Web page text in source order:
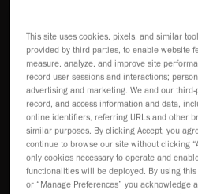
최적화된 계측 등
급 3D 스캐너
HandySCAN 3D |
PRO 시리즈
신뢰성과 성능을
갖춘 전문가용
3D 스캐너
This site uses cookies, pixels, and similar
provided by third parties, to enable website
measure, analyze, and improve site
record user sessions and interactions;
advertising and marketing. We and our
record, and access information and data,
online identifiers, referring URLs and other
similar purposes. By clicking Accept, you
continue to browse our site without clicking
only cookies necessary to operate and
functionalities will be deployed. By using this
or “Manage Preferences” you acknowledge